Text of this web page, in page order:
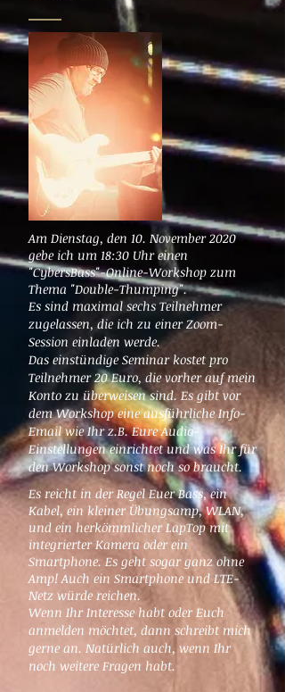
Am Dienstag, den 10. November 2020
gebe ich um 18:30 Uhr einen
"CybersBass"-Online-Workshop zum
Thema "Double-Thumping".
Es sind maximal sechs Teilnehmer
zugelassen, die ich zu einer Zoom-
Session einladen werde.
Das einstündige Seminar kostet pro
Teilnehmer 20 Euro, die vorher auf mein
Konto zu überweisen sind. Es gibt vor
dem Workshop eine ausführliche Info-
Email wie Ihr z.B. Eure Audio-
Einstellungen einrichtet und was Ihr für
den Workshop sonst noch so braucht.
Es reicht in der Regel Euer Bass, ein
Kabel, ein kleiner Übungsamp, WLAN,
und ein herkömmlicher LapTop mit
integrierter Kamera oder ein
Smartphone. Es geht sogar ganz ohne
Amp! Auch ein Smartphone und LTE-
Netz würde reichen.
Wenn Ihr Interesse habt oder Euch
anmelden möchtet, dann schreibt mich
gerne an. Natürlich auch, wenn Ihr
noch weitere Fragen habt.